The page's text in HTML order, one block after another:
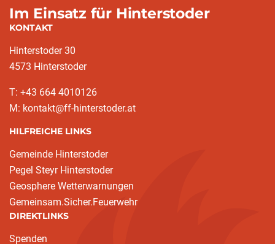
Im Einsatz für Hinterstoder
KONTAKT
Hinterstoder 30
4573 Hinterstoder
T: +43 664 4010126
M: kontakt@ff-hinterstoder.at
HILFREICHE LINKS
Gemeinde Hinterstoder
Pegel Steyr Hinterstoder
Geosphere Wetterwarnungen
Gemeinsam.Sicher.Feuerwehr
DIREKTLINKS
Spenden